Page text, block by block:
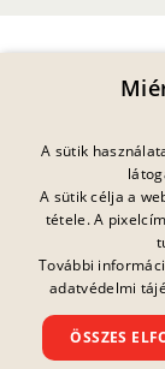
A sütik
A sütik célja a
tétele. A
További
adatvédelmi
ÖSSZES